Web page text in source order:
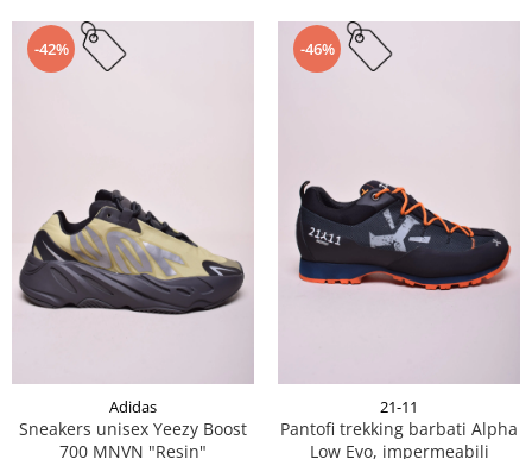
-42%
Adidas
Sneakers unisex Yeezy Boost
700 MNVN "Resin"
-46%
21-11
Pantofi trekking barbati Alpha
Low Evo, impermeabili